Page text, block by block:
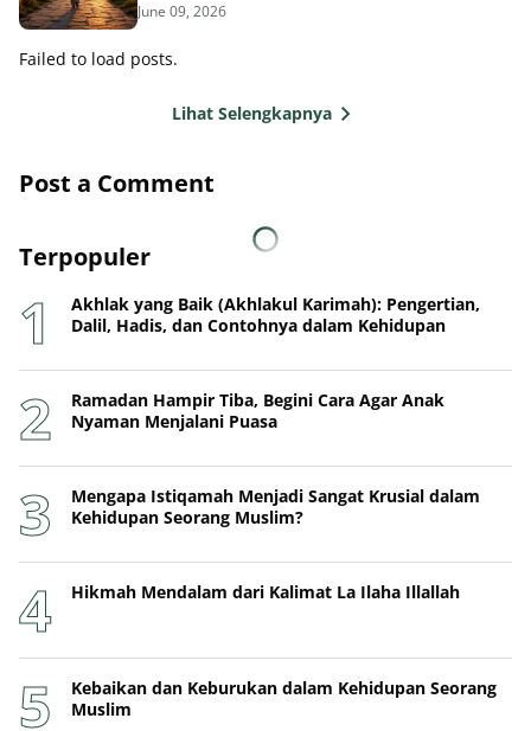
June 09, 2026
Failed to load posts.
Lihat Selengkapnya
Post a Comment
Terpopuler
Akhlak yang Baik (Akhlakul Karimah): Pengertian,
Dalil, Hadis, dan Contohnya dalam Kehidupan
Ramadan Hampir Tiba, Begini Cara Agar Anak
Nyaman Menjalani Puasa
Mengapa Istiqamah Menjadi Sangat Krusial dalam
Kehidupan Seorang Muslim?
Hikmah Mendalam dari Kalimat La Ilaha Illallah
Kebaikan dan Keburukan dalam Kehidupan Seorang
Muslim